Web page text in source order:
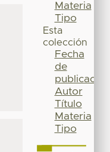
Materia
Tipo
Esta
colección
Fecha
de
publicación
Autor
Título
Materia
Tipo